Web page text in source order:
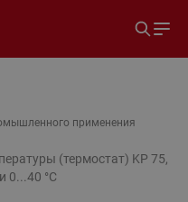
применения
(термостат) KP 75,
0...40 °C